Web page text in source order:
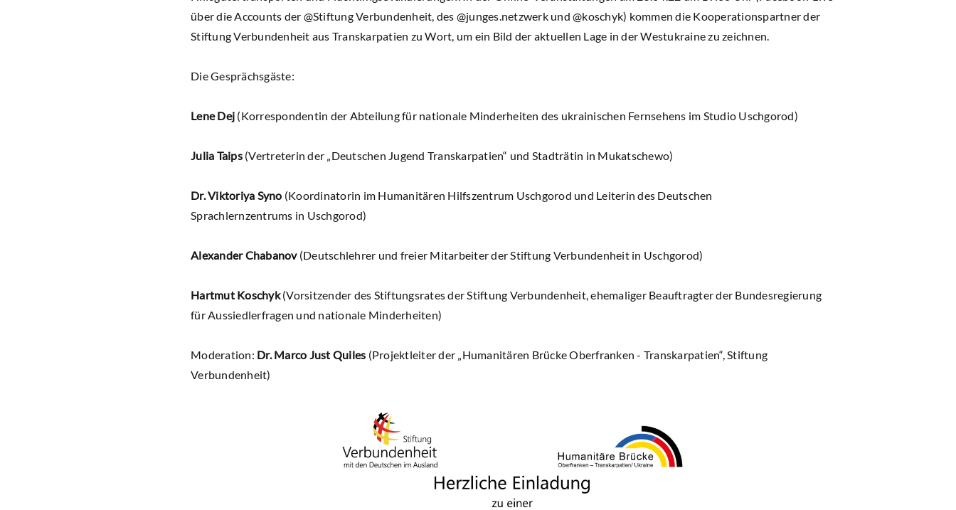
über die Accounts der @Stiftung Verbundenheit, des @junges.netzwerk und @koschyk) kommen die Kooperationspartner der
Stiftung Verbundenheit aus Transkarpatien zu Wort, um ein Bild der aktuellen Lage in der Westukraine zu zeichnen.
Die Gesprächsgäste:
Lene Dej (Korrespondentin der Abteilung für nationale Minderheiten des ukrainischen Fernsehens im Studio Uschgorod)
Julia Taips(Vertreterin der „Deutschen Jugend Transkarpatien“ und Stadträtin in Mukatschewo)
Dr. Viktoriya Syno (Koordinatorin im Humanitären Hilfszentrum Uschgorod und Leiterin des Deutschen
Sprachlernzentrums in Uschgorod)
Alexander Chabanov(Deutschlehrer und freier Mitarbeiter der Stiftung Verbundenheit in Uschgorod)
Hartmut Koschyk(Vorsitzender des Stiftungsrates der Stiftung Verbundenheit, ehemaliger Beauftragter der Bundesregierung
für Aussiedlerfragen und nationale Minderheiten)
Moderation: Dr. Marco Just Quiles (Projektleiter der „Humanitären Brücke Oberfranken - Transkarpatien“, Stiftung
Verbundenheit)